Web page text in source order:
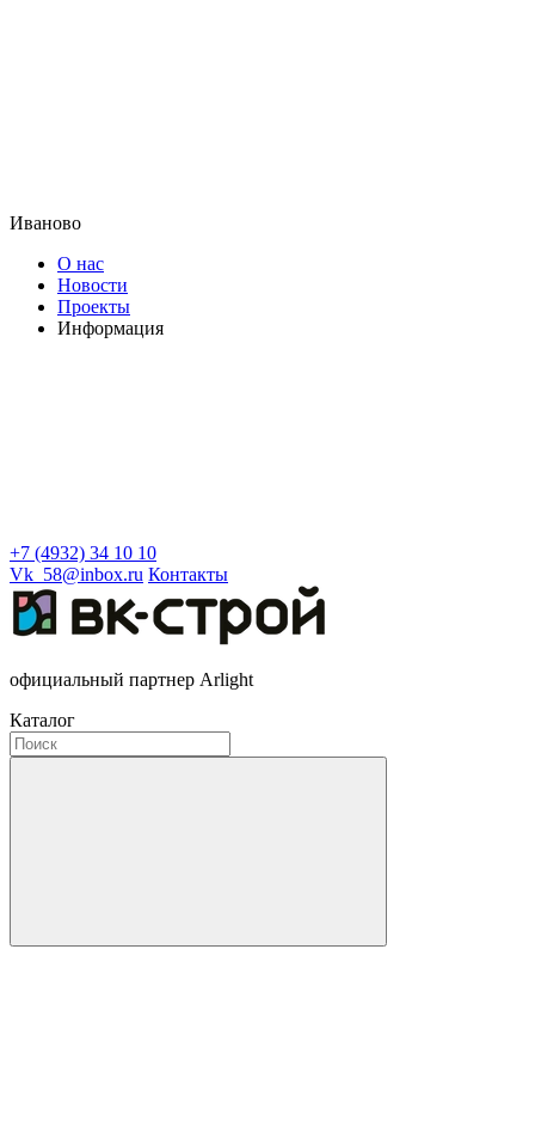
Иваново
О нас
Новости
Проекты
Информация
+7 (4932) 34 10 10
Vk_58@inbox.ru Контакты
официальный партнер Arlight
Каталог